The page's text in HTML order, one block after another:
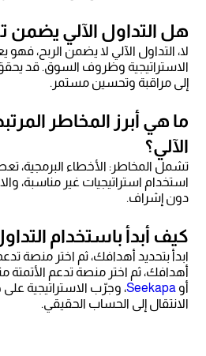
هل التداول الآلي يضمن
لا، التداول الآلي لا يضمن الربح،
الاستراتيجية وظروف السوق. قد يحقق
إلى مراقبة وتحسين مستمر.
ما هي أبرز المخاطر
الآلي؟
تشمل المخاطر: الأخطاء البرمجية،
استخدام استراتيجيات غير مناسبة،
دون إشراف.
كيف أبدأ باستخدام
ابدأ بتحديد أهدافك، ثم اختر منصة تدعم
أو Seekapa، وجرّب الاستراتيجية
الانتقال إلى الحساب الحقيقي.